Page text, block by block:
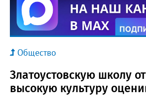
Общество
Златоустовскую школу
высокую культуру